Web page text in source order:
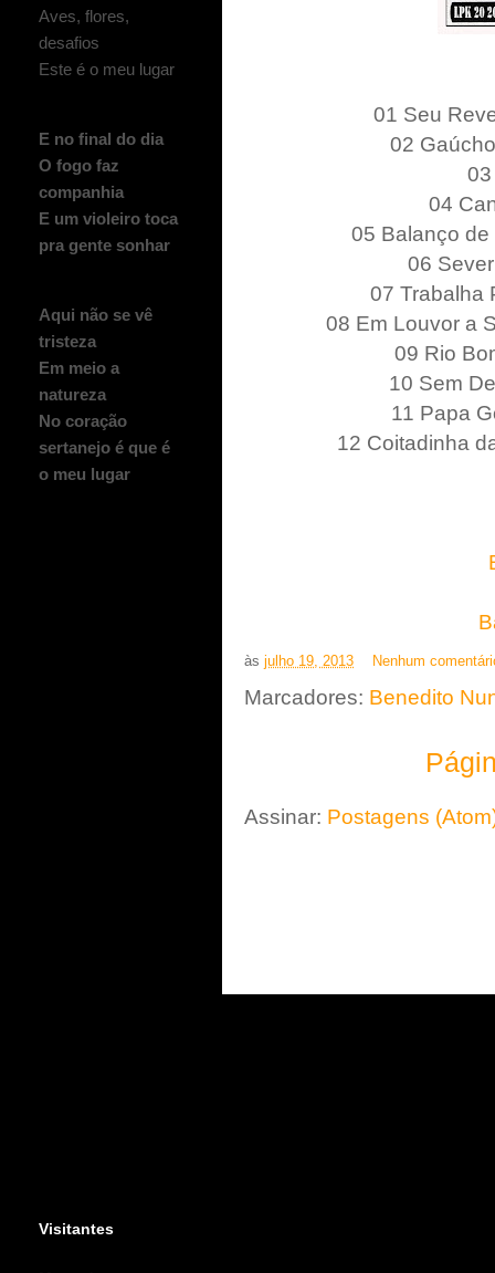
01 Seu
02
04
05 Balanço de
06
07 Trabalha
08 Em Louvor a
09 Rio
10 Sem
11 Papa
12 Coitadinha
às julho 19, 2013 Nenhum
Marcadores: Benedito
Assinar: Postagens
Aves, flores,
desafios
Este é o meu lugar
E no final do dia
O fogo faz
companhia
E um violeiro toca
pra gente sonhar
Aqui não se vê
tristeza
Em meio a
natureza
No coração
sertanejo é que é
o meu lugar
Visitantes